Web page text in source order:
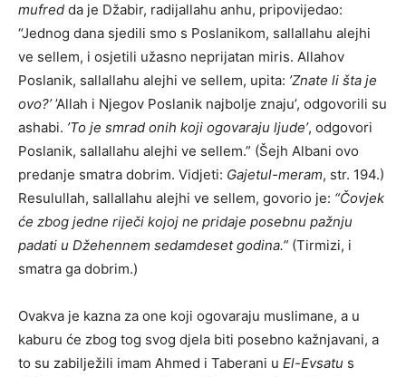
mufred da je Džabir, radijallahu anhu, pripovijedao:
“Jednog dana sjedili smo s Poslanikom, sallallahu alejhi
ve sellem, i osjetili užasno neprijatan miris. Allahov
Poslanik, sallallahu alejhi ve sellem, upita: ’Znate li šta je
ovo?’’Allah i Njegov Poslanik najbolje znaju’, odgovorili su
ashabi. ’To je smrad onih koji ogovaraju ljude’, odgovori
Poslanik, sallallahu alejhi ve sellem.” (Šejh Albani ovo
predanje smatra dobrim. Vidjeti: Gajetul-meram, str. 194.)
Resulullah, sallallahu alejhi ve sellem, govorio je: “Čovjek
će zbog jedne riječi kojoj ne pridaje posebnu pažnju
padati u Džehennem sedamdeset godina.” (Tirmizi, i
smatra ga dobrim.)
Ovakva je kazna za one koji ogovaraju muslimane, a u
kaburu će zbog tog svog djela biti posebno kažnjavani, a
to su zabilježili imam Ahmed i Taberani u El-Evsatu s